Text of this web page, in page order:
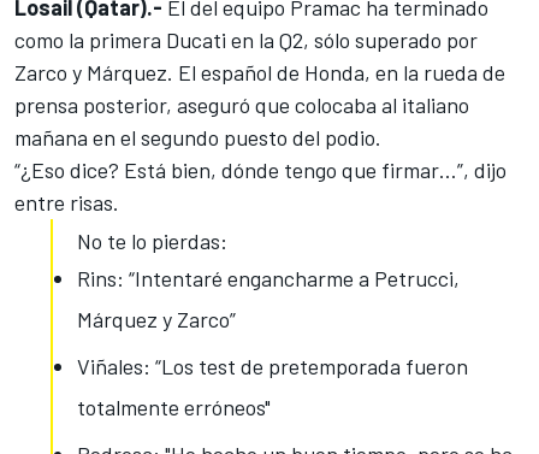
Losail (Qatar).- El del equipo Pramac ha terminado
como la primera Ducati en la Q2, sólo superado por
Zarco y Márquez. El español de Honda, en la rueda de
prensa posterior, aseguró que colocaba al italiano
mañana en el segundo puesto del podio.
“¿Eso dice? Está bien, dónde tengo que firmar…”, dijo
entre risas.
No te lo pierdas:
Rins: “Intentaré engancharme a Petrucci,
Márquez y Zarco”
Viñales: “Los test de pretemporada fueron
totalmente erróneos"